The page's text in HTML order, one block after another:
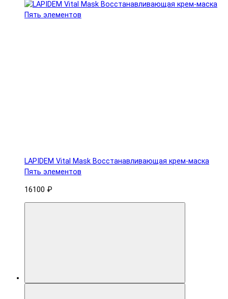
LAPIDEM Vital Mask Восстанавливающая крем-маска
Пять элементов
16100 ₽